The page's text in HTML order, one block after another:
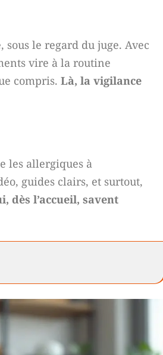
sous le regard du juge. Avec
vire à la routine
compris. Là, la vigilance
les allergiques à
guides clairs, et surtout,
dès l’accueil, savent